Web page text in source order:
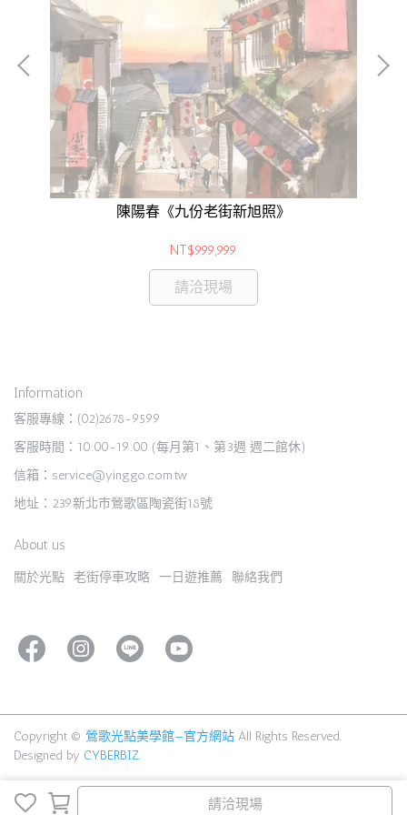
請洽現場
陳陽春《九份老街新旭照》
NT$999,999
請洽現場
Information
客服專線：(02)2678-9599
客服時間：10:00-19:00 (每月第1、第3週 週二館休)
信箱：service@yinggo.com.tw
地址：239新北市鶯歌區陶瓷街18號
About us
關於光點 老街停車攻略 一日遊推薦 聯絡我們
Copyright © 鶯歌光點美學館—官方網站 All Rights Reserved.
Designed by CYBERBIZ.